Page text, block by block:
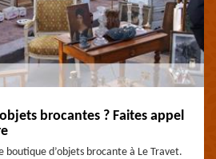
brocantes ? Faites appel
boutique d’objets brocante à Le Travet.